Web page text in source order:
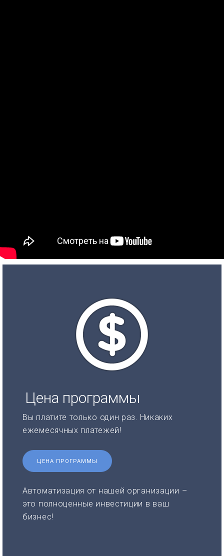
Цена программы
Вы платите только один раз. Никаких
ежемесячных платежей!
ЦЕНА ПРОГРАММЫ
Автоматизация от нашей организации –
это полноценные инвестиции в ваш
бизнес!